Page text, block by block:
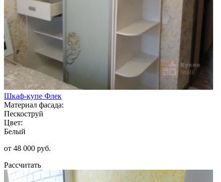
Шкаф-купе Флек
Материал фасада:
Пескоструй
Цвет:
Белый
от 48 000 руб.
Рассчитать